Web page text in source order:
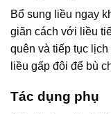
Bổ sung liều ngay
giãn cách với liều
quên và tiếp tục
liều gấp đôi để bù
Tác dụng phụ